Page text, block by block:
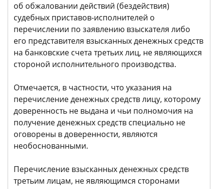
об обжаловании действий (бездействия)
судебных приставов-исполнителей о
перечислении по заявлению взыскателя либо
его представителя взысканных денежных средств
на банковские счета третьих лиц, не являющихся
стороной исполнительного производства.
Отмечается, в частности, что указания на
перечисление денежных средств лицу, которому
доверенность не выдана и чьи полномочия на
получение денежных средств специально не
оговорены в доверенности, являются
необоснованными.
Перечисление взысканных денежных средств
третьим лицам, не являющимся сторонами